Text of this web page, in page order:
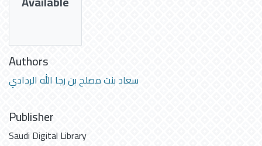
Authors
سعاد بنت مصلح بن رجا الله الردادي
Publisher
Saudi Digital Library